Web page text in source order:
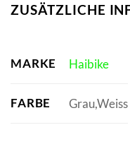
ZUSÄTZLICHE
MARKE Haibike
FARBE Grau,Weiss